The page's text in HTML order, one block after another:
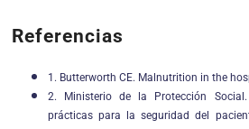
Referencias
1. Butterworth CE. Malnutrition in the
2. Ministerio de la Protección
prácticas para la seguridad del